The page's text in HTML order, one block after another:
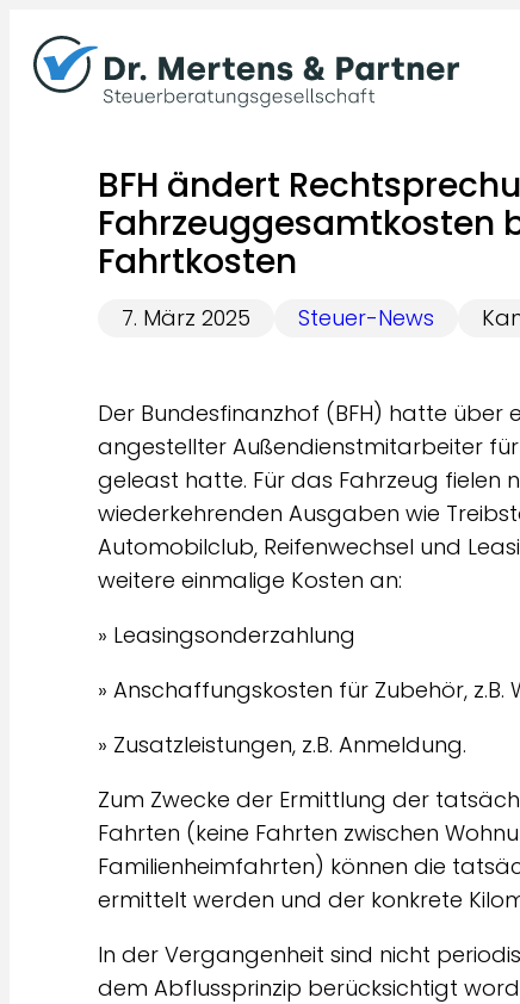
Inhalt
springen
BFH ändert
Fahrzeuggesamtkosten
Fahrtkosten
7. März 2025 Steuer-News
Der Bundesfinanzhof (BFH) hatte über
angestellter Außendienstmitarbeiter
geleast hatte. Für das Fahrzeug fielen
wiederkehrenden Ausgaben wie
Automobilclub, Reifenwechsel und
weitere einmalige Kosten an:
» Leasingsonderzahlung
» Anschaffungskosten für Zubehör, z.B.
» Zusatzleistungen, z.B. Anmeldung.
Zum Zwecke der Ermittlung der
Fahrten (keine Fahrten zwischen
Familienheimfahrten) können die
ermittelt werden und der konkrete
In der Vergangenheit sind nicht
dem Abflussprinzip berücksichtigt